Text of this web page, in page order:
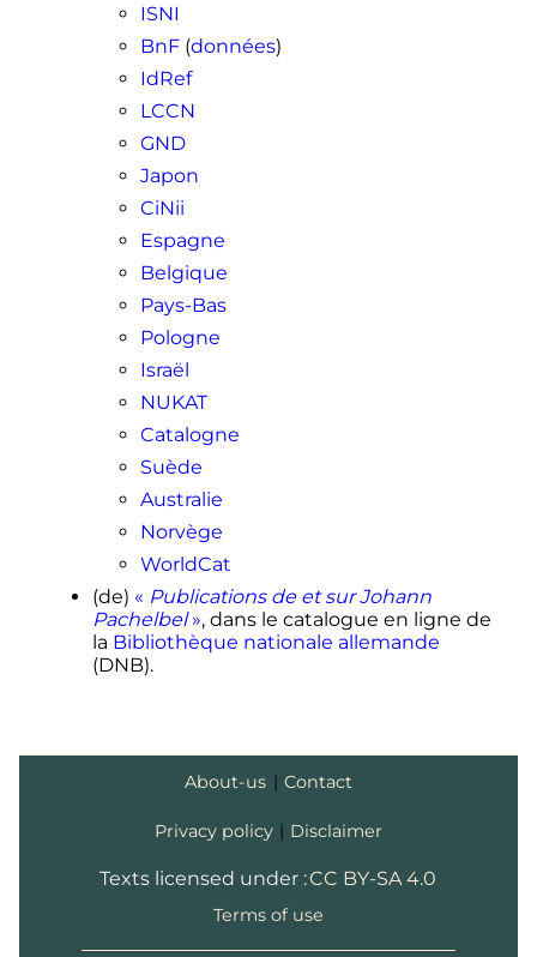
ISNI
BnF(données)
IdRef
LCCN
GND
Japon
CiNii
Espagne
Belgique
Pays-Bas
Pologne
Israël
NUKAT
Catalogne
Suède
Australie
Norvège
WorldCat
(de) « Publications de et sur Johann
Pachelbel», dans le catalogue en ligne de
la Bibliothèque nationale allemande
(DNB).
About-us | Contact
Privacy policy Disclaimer
Texts licensed under :CC BY-SA 4.0
Terms of use